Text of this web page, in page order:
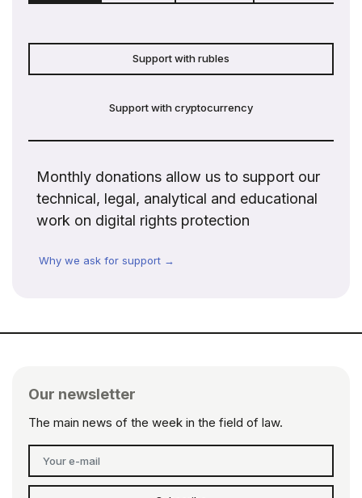
Support with rubles
Support with cryptocurrency
Monthly donations allow us to support our
technical, legal, analytical and educational
work on digital rights protection
Why we ask for support →
Our newsletter
The main news of the week in the field of law.